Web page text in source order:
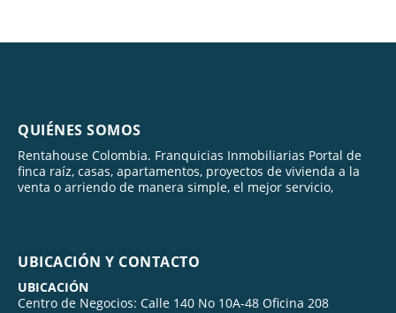
QUIÉNES SOMOS
Rentahouse Colombia. Franquicias Inmobiliarias Portal de
finca raíz, casas, apartamentos, proyectos de vivienda a la
venta o arriendo de manera simple, el mejor servicio,
UBICACIÓN Y CONTACTO
UBICACIÓN
Centro de Negocios: Calle 140 No 10A-48 Oficina 208